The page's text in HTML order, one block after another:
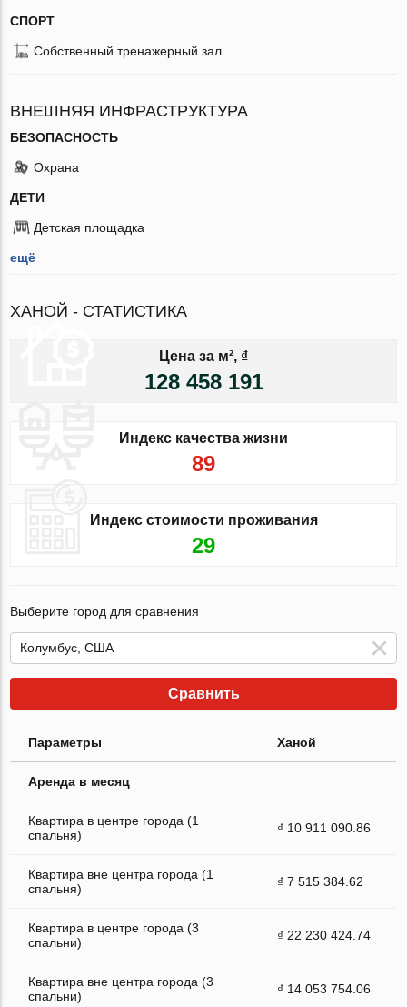
СПОРТ
Собственный тренажерный зал
ВНЕШНЯЯ ИНФРАСТРУКТУРА
БЕЗОПАСНОСТЬ
Охрана
ДЕТИ
Детская площадка
ещё
ХАНОЙ - СТАТИСТИКА
Цена за м², ₫
128 458 191
Индекс качества жизни
89
Индекс стоимости проживания
29
Выберите город для сравнения
Сравнить
Параметры Ханой
Аренда в месяц
Квартира в центре города (1
спальня)
₫ 10 911 090.86
Квартира вне центра города (1
спальня)
₫ 7 515 384.62
Квартира в центре города (3
спальни)
₫ 22 230 424.74
Квартира вне центра города (3
спальни)
₫ 14 053 754.06